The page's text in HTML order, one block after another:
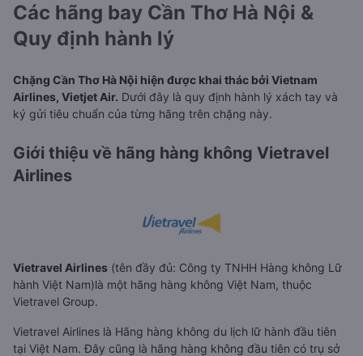
Các hãng bay Cần Thơ Hà Nội &
Quy định hành lý
Chặng Cần Thơ Hà Nội hiện được khai thác bởi Vietnam
Airlines, Vietjet Air. Dưới đây là quy định hành lý xách tay và
ký gửi tiêu chuẩn của từng hãng trên chặng này.
Giới thiệu về hãng hàng không Vietravel
Airlines
Vietravel Airlines (tên đầy đủ: Công ty TNHH Hàng không Lữ
hành Việt Nam)là một hãng hàng không Việt Nam, thuộc
Vietravel Group.
Vietravel Airlines là Hãng hàng không du lịch lữ hành đầu tiên
tại Việt Nam. Đây cũng là hãng hàng không đầu tiên có trụ sở